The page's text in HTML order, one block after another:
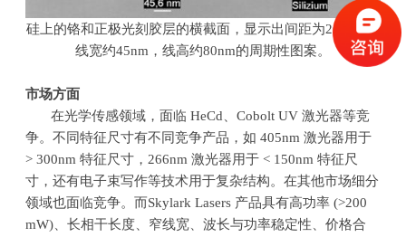
硅上的铬和正极光刻胶层的横截面，显示出间距为260nm，
线宽约45nm ，线高约80nm的周期性图案。
市场方面
在光学传感领域，面临 HeCd 、Cobolt UV激光器等竞
争。不同特征尺寸有不同竞争产品，如 405nm激光器用于
> 300nm特征尺寸， 266nm激光器用于 < 150nm特征尺
寸，还有电子束写作等技术用于复杂结构。在其他市场细分
领域也面临竞争。而Skylark Lasers 产品具有高功率 (>200
mW) 、长相干长度、窄线宽、波长与功率稳定性、价格合